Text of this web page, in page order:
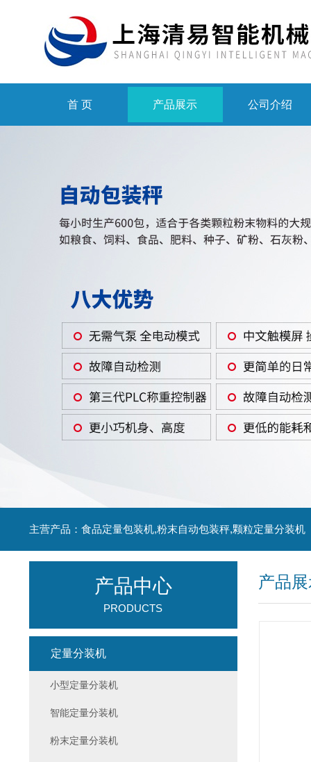
首 页 产品展示 公司介绍
主营产品：食品定量包装机,粉末自动包装秤,颗粒定量分装机
产品
产品中心
PRODUCTS
定量分装机
小型定量分装机
智能定量分装机
粉末定量分装机